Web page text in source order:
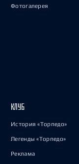
Фотогалерея
КЛУБ
История «Торпедо»
Легенды «Торпедо»
Реклама